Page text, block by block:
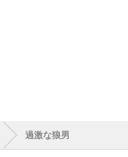
過激な狼男